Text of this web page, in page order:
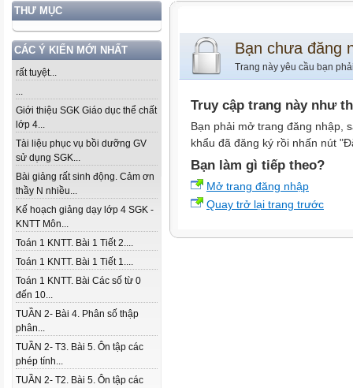
THƯ MỤC
CÁC Ý KIẾN MỚI NHẤT
rất tuyệt...
...
Giới thiệu SGK Giáo dục thể chất
lớp 4...
Tài liệu phục vụ bồi dưỡng GV
sử dụng SGK...
Bài giảng rất sinh động. Cảm ơn
thầy N nhiều...
Kế hoạch giảng dạy lớp 4 SGK -
KNTT Môn...
Toán 1 KNTT. Bài 1 Tiết 2....
Toán 1 KNTT. Bài 1 Tiết 1....
Toán 1 KNTT. Bài Các số từ 0
đến 10...
TUẦN 2- Bài 4. Phân số thập
phân...
TUẦN 2- T3. Bài 5. Ôn tập các
phép tính...
TUẦN 2- T2. Bài 5. Ôn tập các
Bạn chưa đăng
Trang này yêu cầu bạn
Truy cập trang này như
Bạn phải mở trang đăng nhập,
khẩu đã đăng ký rồi nhấn nút
Bạn làm gì tiếp theo?
Mở trang đăng nhập
Quay trở lại trang trước